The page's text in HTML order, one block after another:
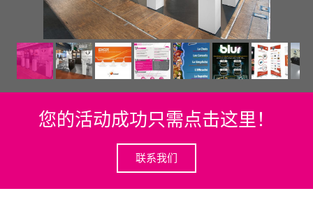
您的活动成功只需点击这里！
联系我们